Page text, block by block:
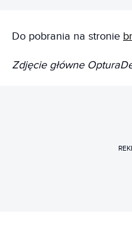
Do pobrania na stronie
Zdjęcie główne